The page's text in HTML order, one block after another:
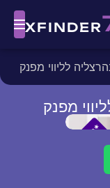
XFINDER
לליווי מפנק
מפנק
*
P
*